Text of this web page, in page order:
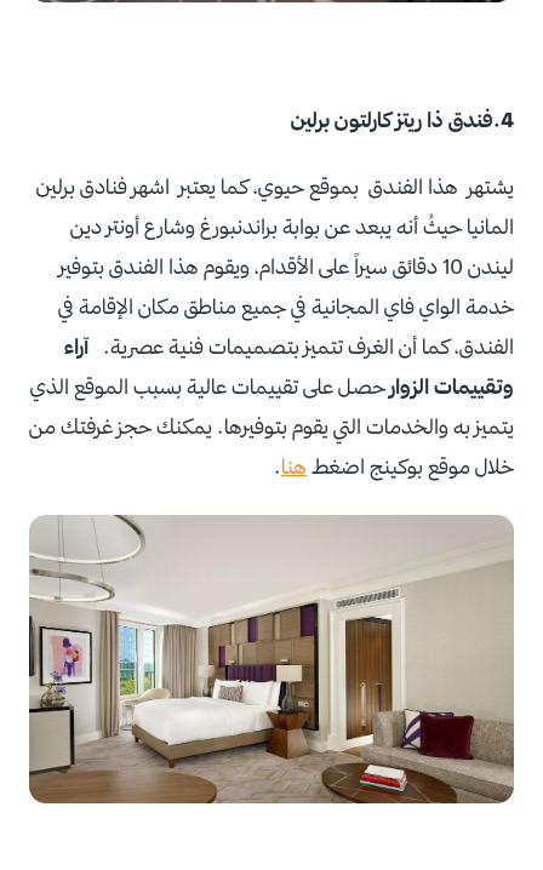
4.فندق ذا ريتز كارلتون برلين
يشتهر هذا الفندق بموقع حيوي، كما يعتبر اشهر فنادق برلين
المانيا حيثُ أنه يبعد عن بوابة براندنبورغ وشارع أونتر دين
ليندن 10 دقائق سيراً على الأقدام، ويقوم هذا الفندق بتوفير
خدمة الواي فاي المجانية في جميع مناطق مكان الإقامة في
الفندق، كما أن الغرف تتميز بتصميمات فنية عصرية.آراء
وتقييمات الزوار حصل على تقييمات عالية بسبب الموقع الذي
يتميز به والخدمات التي يقوم بتوفيرها. يمكنك حجز غرفتك من
خلال موقع بوكينج اضغط هنا.